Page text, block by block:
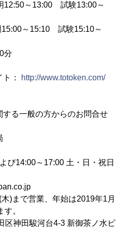
～13:00 試験13:00～
試験15:10～
： http://www.totoken.com/
する一般の方からのお問合せ
～17:00 土・日・祝日
)まで営業、年始は2019年1月
。
神田駿河台4-3 新御茶ノ水ビ